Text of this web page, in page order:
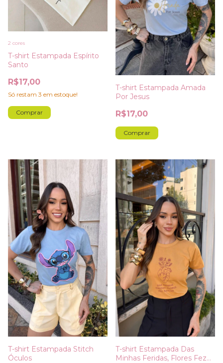
T-shirt Estampada Espírito
Santo
R$17,00
Só restam 3 em estoque!
2 cores
Comprar
T-shirt Estampada Amada
Por Jesus
R$17,00
Comprar
T-shirt Estampada Stitch
Óculos
T-shirt Estampada Das
Minhas Feridas, Flores Fez